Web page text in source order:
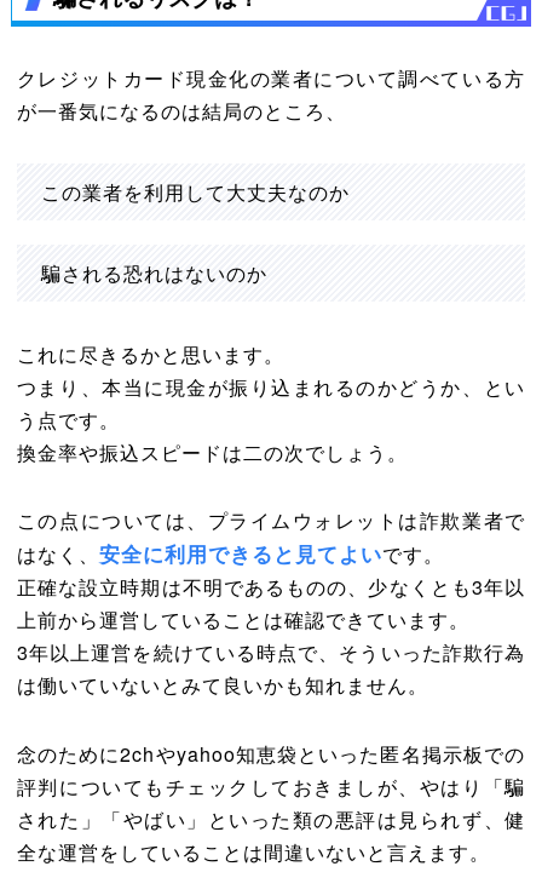
クレジットカード現金化の業者について調べている方
が一番気になるのは結局のところ、
この業者を利用して大丈夫なのか
騙される恐れはないのか
これに尽きるかと思います。
つまり、本当に現金が振り込まれるのかどうか、とい
う点です。
換金率や振込スピードは二の次でしょう。
この点については、プライムウォレットは詐欺業者で
はなく、 安全に利用できると見てよいです。
正確な設立時期は不明であるものの、少なくとも3年以
上前から運営していることは確認できています。
3年以上運営を続けている時点で、そういった詐欺行為
は働いていないとみて良いかも知れません。
念のために2chやyahoo知恵袋といった匿名掲示板での
評判についてもチェックしておきましが、やはり「騙
された」「やばい」といった類の悪評は見られず、健
全な運営をしていることは間違いないと言えます。